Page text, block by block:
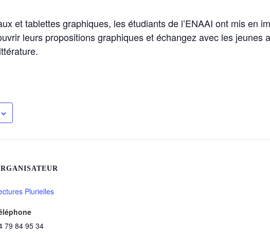
et tablettes graphiques, les étudiants de l’ENAAI ont mis en
leurs propositions graphiques et échangez avec les jeunes
Plurielles
79 84 95 34